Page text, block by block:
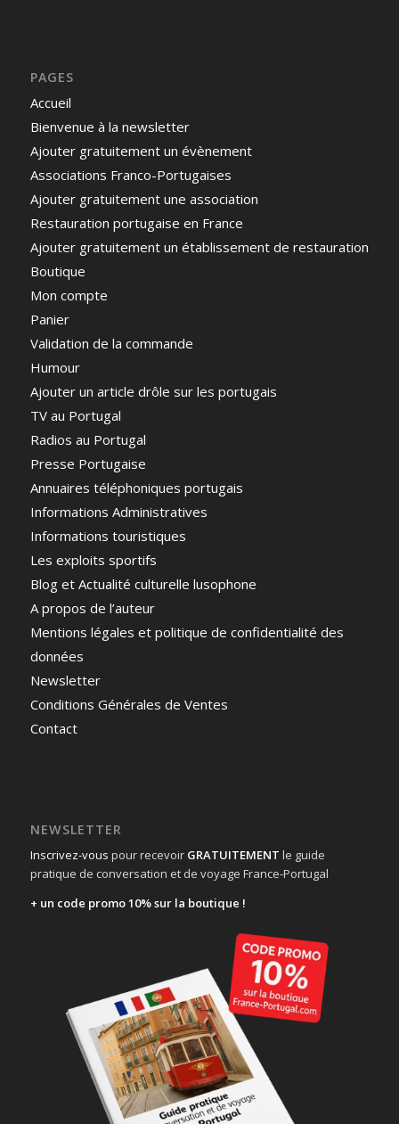
PAGES
Accueil
Bienvenue à la newsletter
Ajouter gratuitement un évènement
Associations Franco-Portugaises
Ajouter gratuitement une association
Restauration portugaise en France
Ajouter gratuitement un établissement de restauration
Boutique
Mon compte
Panier
Validation de la commande
Humour
Ajouter un article drôle sur les portugais
TV au Portugal
Radios au Portugal
Presse Portugaise
Annuaires téléphoniques portugais
Informations Administratives
Informations touristiques
Les exploits sportifs
Blog et Actualité culturelle lusophone
A propos de l’auteur
Mentions légales et politique de confidentialité des
données
Newsletter
Conditions Générales de Ventes
Contact
NEWSLETTER
Inscrivez-vous pour recevoir GRATUITEMENT le guide
pratique de conversation et de voyage France-Portugal
+ un code promo 10% sur la boutique !